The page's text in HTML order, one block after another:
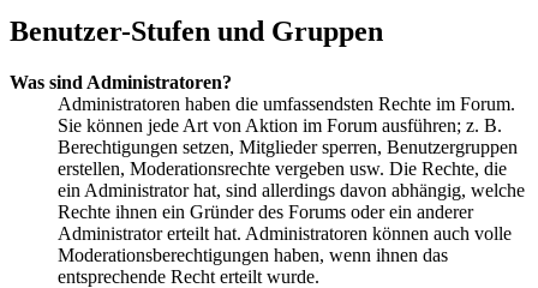
Benutzer-Stufen und Gruppen
Was sind Administratoren?
Administratoren haben die umfassendsten Rechte im Forum.
Sie können jede Art von Aktion im Forum ausführen; z. B.
Berechtigungen setzen, Mitglieder sperren, Benutzergruppen
erstellen, Moderationsrechte vergeben usw. Die Rechte, die
ein Administrator hat, sind allerdings davon abhängig, welche
Rechte ihnen ein Gründer des Forums oder ein anderer
Administrator erteilt hat. Administratoren können auch volle
Moderationsberechtigungen haben, wenn ihnen das
entsprechende Recht erteilt wurde.